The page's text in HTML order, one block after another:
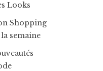
Looks
Shopping
semaine